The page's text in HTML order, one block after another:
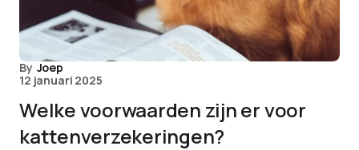
By Joep
12 januari 2025
Welke voorwaarden zijn er voor
kattenverzekeringen?